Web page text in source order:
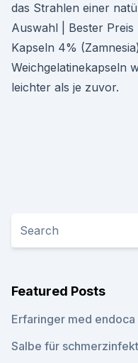
das Strahlen einer
Auswahl | Bester Preis
Kapseln 4%
Weichgelatinekapseln
leichter als je zuvor.
Featured Posts
Erfaringer med endoca
Salbe für